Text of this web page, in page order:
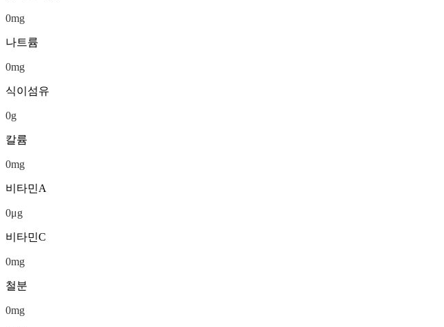
0mg
나트륨
0mg
식이섬유
0g
칼륨
0mg
비타민A
0μg
비타민C
0mg
철분
0mg